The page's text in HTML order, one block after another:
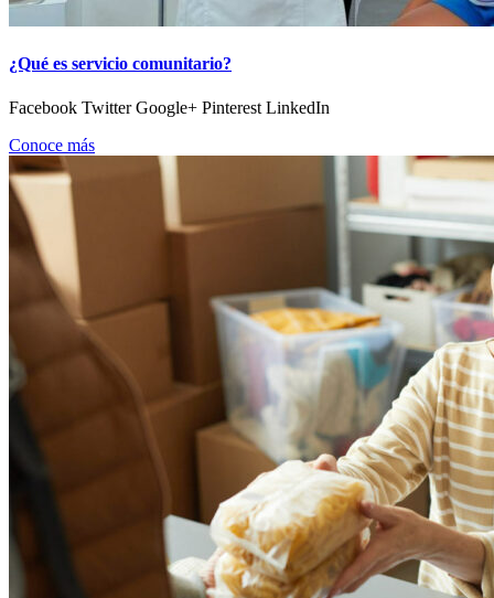
¿Qué es servicio comunitario?
Facebook Twitter Google+ Pinterest LinkedIn
Conoce más